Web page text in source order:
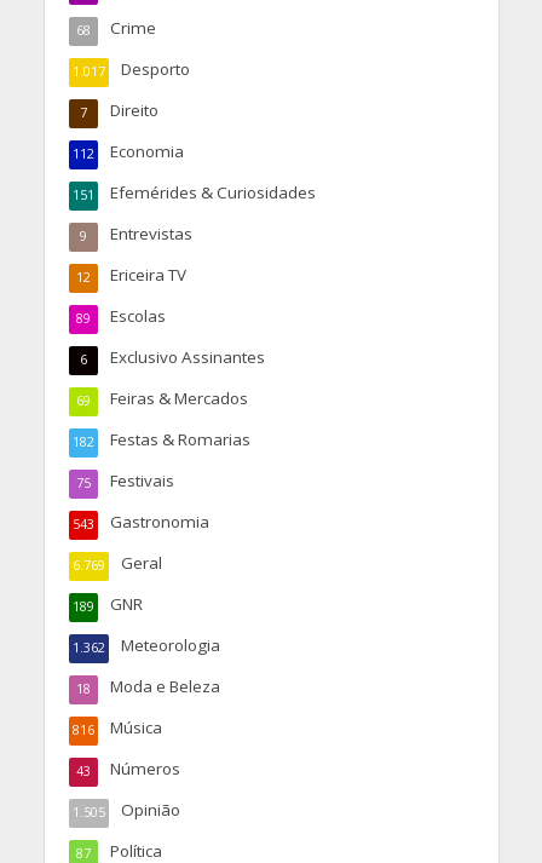
Crime
68
Desporto
1.017
Direito
7
Economia
112
Efemérides & Curiosidades
151
Entrevistas
9
Ericeira TV
12
Escolas
89
Exclusivo Assinantes
6
Feiras & Mercados
69
Festas & Romarias
182
Festivais
75
Gastronomia
543
Geral
6.769
GNR
189
Meteorologia
1.362
Moda e Beleza
18
Música
816
Números
43
Opinião
1.505
Política
87